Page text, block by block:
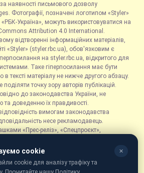
наявності письмового дозволу
Фотографії, позначені логотипом «Styler»
Україна», можуть використовуватися на
Commons Attribution 4.0 International.
відтворенні інформаційних матеріалів,
«Styler» (styler.rbc.ua), обов'язковим є
на styler.rbc.ua, відкритого для
Таке гіперпосилання має бути
в тексті матеріалу не нижче другого абзацу.
точку зору авторів публікацій.
до законодавства України, не
та доведенню їх правдивості.
відповідність вимогам законодавства
несе рекламодавець.
«Прес-реліз», «Спецпроєкт»,
є інформаційним форматом, що містить
пов'язані з діяльністю
cookie ✕
cookie для аналізу трафіку та